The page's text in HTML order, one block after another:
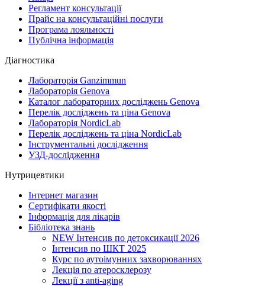
Регламент консультації
Прайс на консультаційні послуги
Програма лояльності
Публічна інформація
Діагностика
Лабораторія Ganzimmun
Лабораторія Genova
Каталог лабораторних досліджень Genova
Перелік досліджень та ціна Genova
Лабораторія NordicLab
Перелік досліджень та ціна NordicLab
Інструментальні дослідження
УЗД-дослідження
Нутрицевтики
Інтернет магазин
Сертифікати якості
Інформація для лікарів
Бібліотека знань
NEW Інтенсив по детоксикації 2026
Інтенсив по ШКТ 2025
Курс по аутоімунних захворюваннях
Лекція по атеросклерозу
Лекції з anti-aging